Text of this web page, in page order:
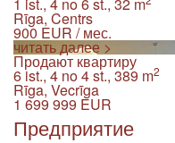
1 ist., 4 no 6 st., 32 m
Rīga, Centrs
900 EUR / мес.
читать далее >
Продают квартиру
6 ist., 4 no 4 st., 389 m2
Rīga, Vecrīga
1 699 999 EUR
Предприятие